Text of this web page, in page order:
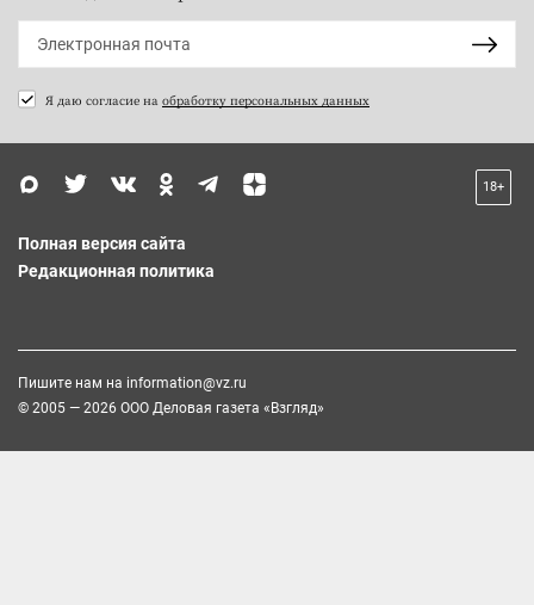
Я даю согласие на обработку персональных данных
18+
Полная версия сайта
Редакционная политика
Пишите нам на information@vz.ru
© 2005 — 2026 ООО Деловая газета «Взгляд»